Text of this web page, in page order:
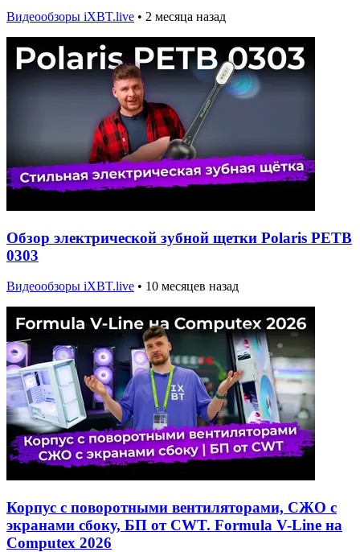
Видеообзоры iXBT.live • 2 месяца назад
Обзор электрической зубной щетки Polaris PETB
0303
Видеообзоры iXBT.live • 10 месяцев назад
Корпус с поворотными вентиляторами, СЖО с
экранами сбоку, БП от CWT. Formula V-Line на
Computex 2026